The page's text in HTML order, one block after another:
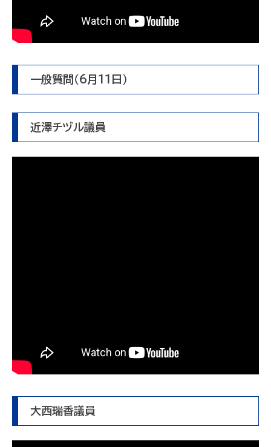
一般質問（6月11日）
近澤チヅル議員
大西瑞香議員